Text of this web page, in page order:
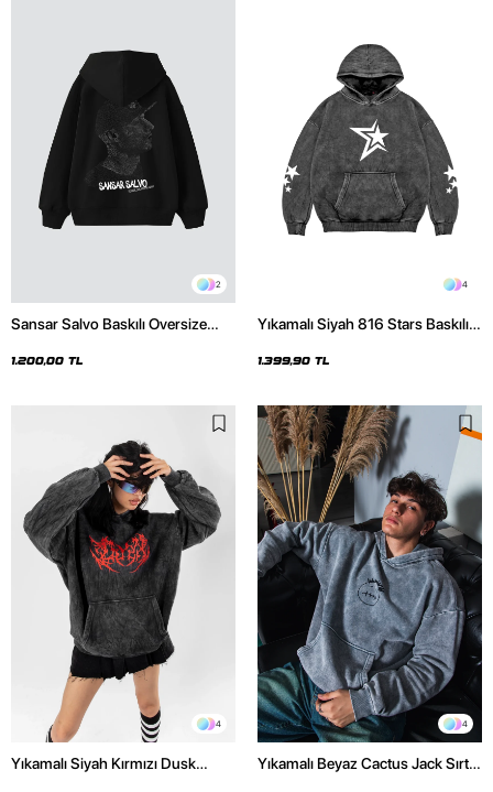
2
Sansar Salvo Baskılı Oversize
1.200,00 TL
4
Yıkamalı Siyah 816 Stars Baskılı
1.399,90 TL
4
Yıkamalı Siyah Kırmızı Dusk
4
Yıkamalı Beyaz Cactus Jack Sırt